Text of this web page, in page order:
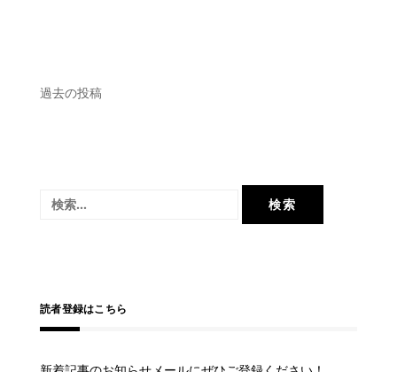
投
ゲ
ョ
ン
過去の投稿
読者登録はこちら